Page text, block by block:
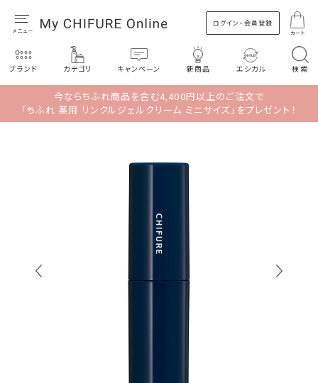
ログイン・会員登録
カート
ブランド カテゴリ キャンペーン 新商品 エシカル 検索
今ならちふれ商品を含む4,400円以上のご注文で
「ちふれ 薬用 リンクルジェルクリーム ミニサイズ」をプレゼント！